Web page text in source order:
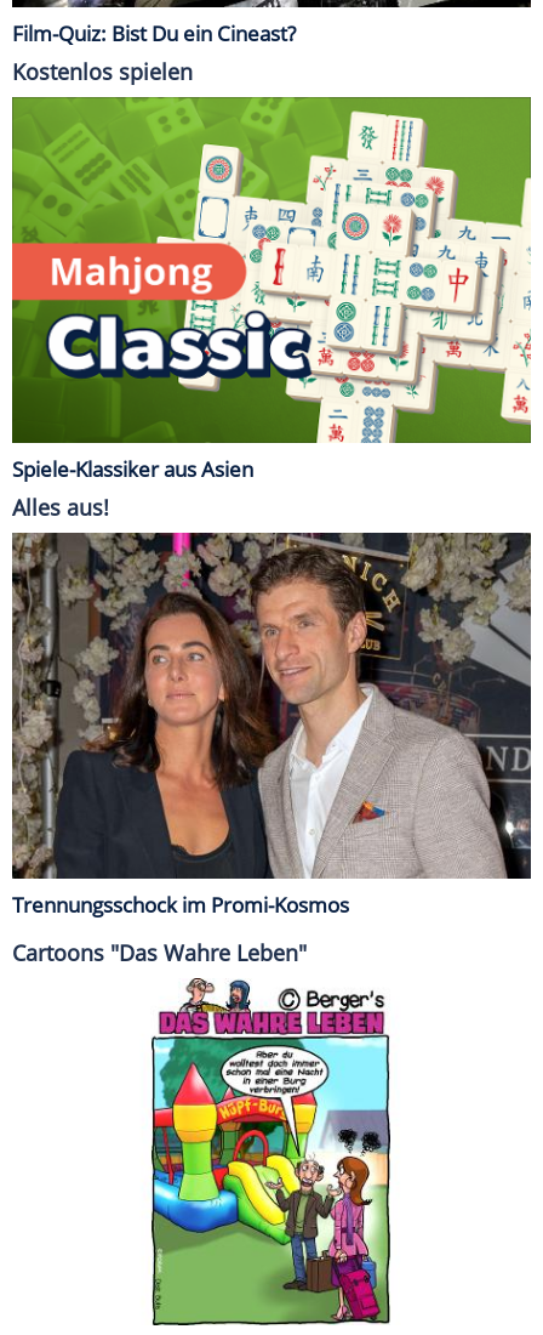
Film-Quiz: Bist Du ein Cineast?
Kostenlos spielen
Spiele-Klassiker aus Asien
Alles aus!
Trennungsschock im Promi-Kosmos
Cartoons "Das Wahre Leben"